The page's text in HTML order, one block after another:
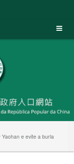
e evite a burla